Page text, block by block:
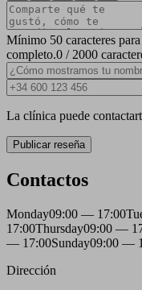
Mínimo 50 caracteres
completo.0 / 2000
La clínica puede
Publicar reseña
Contactos
Monday09:00 — 17:00
17:00Thursday09:00 —
— 17:00Sunday09:00 —
Dirección